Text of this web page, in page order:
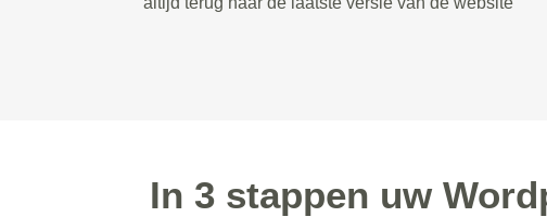
In 3 stappen uw